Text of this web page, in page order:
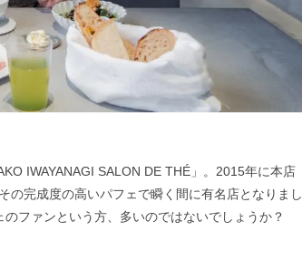
IWAYANAGI SALON DE THÉ」。2015年に本店
の完成度の高いパフェで瞬く間に有名店となりまし
ファンという方、多いのではないでしょうか？